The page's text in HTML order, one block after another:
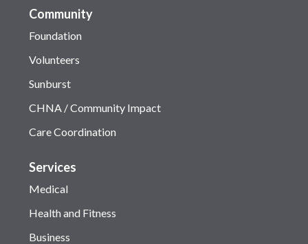
Community
Foundation
Volunteers
Sunburst
CHNA / Community Impact
Care Coordination
Services
Medical
Health and Fitness
Business